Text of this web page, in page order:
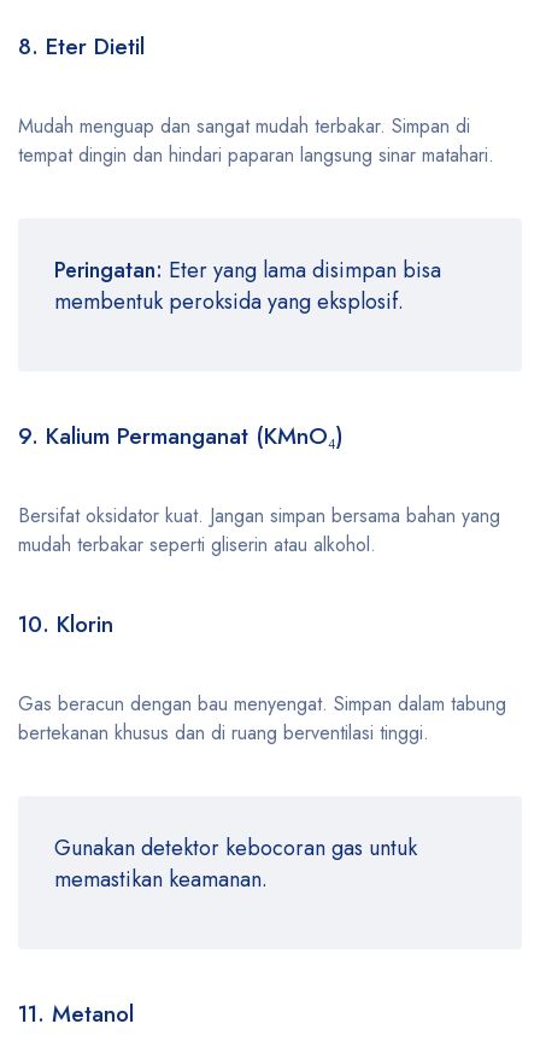
8. Eter Dietil
Mudah menguap dan sangat mudah terbakar. Simpan di
tempat dingin dan hindari paparan langsung sinar matahari.
Peringatan: Eter yang lama disimpan bisa
membentuk peroksida yang eksplosif.
9. Kalium Permanganat (KMnO₄)
Bersifat oksidator kuat. Jangan simpan bersama bahan yang
mudah terbakar seperti gliserin atau alkohol.
10. Klorin
Gas beracun dengan bau menyengat. Simpan dalam tabung
bertekanan khusus dan di ruang berventilasi tinggi.
Gunakan detektor kebocoran gas untuk
memastikan keamanan.
11. Metanol